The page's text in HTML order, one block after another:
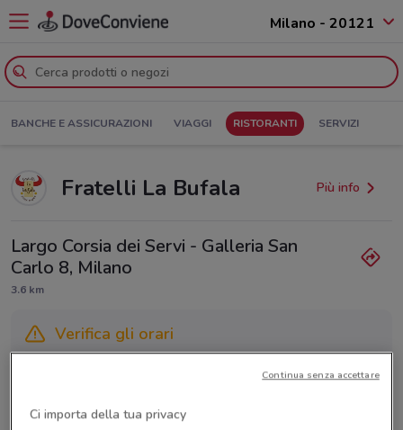
Milano - 20121
BANCHE E ASSICURAZIONI VIAGGI RISTORANTI SERVIZI
Fratelli La Bufala Più info
Largo Corsia dei Servi - Galleria San
Carlo 8, Milano
3.6 km
Verifica gli orari
Gli orari dei negozi possono variare in base agli ultimi
chiamando il negozio.
Ci importa della tua privacy
Continua senza accettare